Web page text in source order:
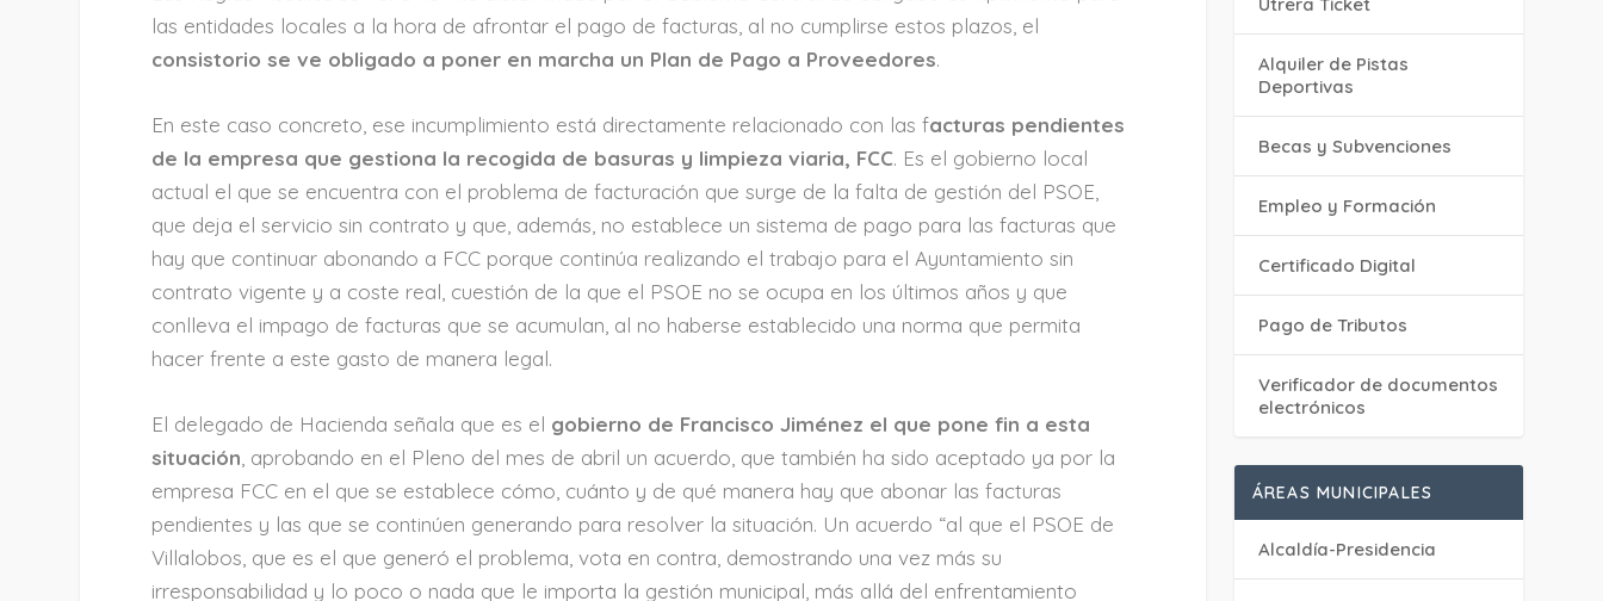
las entidades locales a la hora de afrontar el pago de facturas, al no cumplirse estos plazos, el
consistorio se ve obligado a poner en marcha un Plan de Pago a Proveedores.
En este caso concreto, ese incumplimiento está directamente relacionado con las facturas pendientes
de la empresa que gestiona la recogida de basuras y limpieza viaria, FCC. Es el gobierno local
actual el que se encuentra con el problema de facturación que surge de la falta de gestión del PSOE,
que deja el servicio sin contrato y que, además, no establece un sistema de pago para las facturas que
hay que continuar abonando a FCC porque continúa realizando el trabajo para el Ayuntamiento sin
contrato vigente y a coste real, cuestión de la que el PSOE no se ocupa en los últimos años y que
conlleva el impago de facturas que se acumulan, al no haberse establecido una norma que permita
hacer frente a este gasto de manera legal.
El delegado de Hacienda señala que es el gobierno de Francisco Jiménez el que pone fin a esta
situación , aprobando en el Pleno del mes de abril un acuerdo, que también ha sido aceptado ya por la
empresa FCC en el que se establece cómo, cuánto y de qué manera hay que abonar las facturas
pendientes y las que se continúen generando para resolver la situación. Un acuerdo “al que el PSOE de
Villalobos, que es el que generó el problema, vota en contra, demostrando una vez más su
irresponsabilidad y lo poco o nada que le importa la gestión municipal, más allá del enfrentamiento
Utrera Ticket
Alquiler de Pistas
Deportivas
Becas y Subvenciones
Empleo y Formación
Certificado Digital
Pago de Tributos
Verificador de documentos
electrónicos
ÁREAS MUNICIPALES
Alcaldía-Presidencia